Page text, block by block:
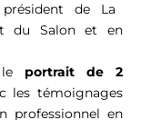
de La
du Salon et en
le portrait de 2
les témoignages
professionnel en